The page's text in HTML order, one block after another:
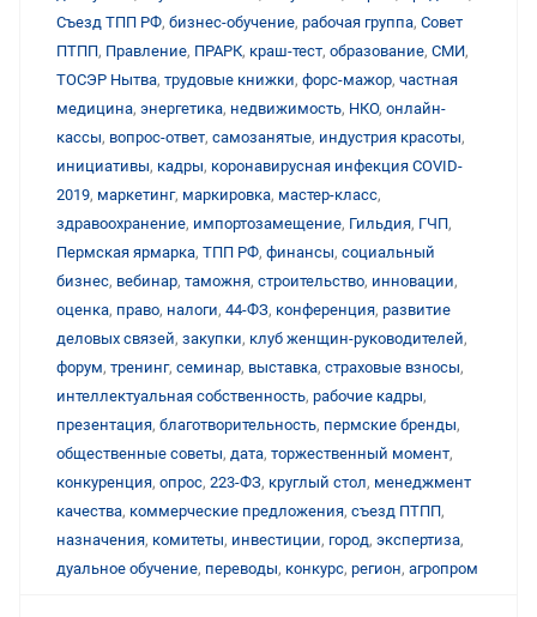
Съезд ТПП РФ, бизнес-обучение, рабочая группа, Совет
ПТПП, Правление, ПРАРК, краш-тест, образование, СМИ,
ТОСЭР Нытва, трудовые книжки, форс-мажор, частная
медицина, энергетика, недвижимость, НКО, онлайн-
кассы, вопрос-ответ, самозанятые, индустрия красоты,
инициативы, кадры, коронавирусная инфекция COVID-
2019, маркетинг, маркировка, мастер-класс,
здравоохранение, импортозамещение, Гильдия, ГЧП,
Пермская ярмарка, ТПП РФ, финансы, социальный
бизнес, вебинар, таможня, строительство, инновации,
оценка, право, налоги, 44-ФЗ, конференция, развитие
деловых связей, закупки, клуб женщин-руководителей,
форум, тренинг, семинар, выставка, страховые взносы,
интеллектуальная собственность, рабочие кадры,
презентация, благотворительность, пермские бренды,
общественные советы, дата, торжественный момент,
конкуренция, опрос, 223-ФЗ, круглый стол, менеджмент
качества, коммерческие предложения, съезд ПТПП,
назначения, комитеты, инвестиции, город, экспертиза,
дуальное обучение, переводы, конкурс, регион, агропром